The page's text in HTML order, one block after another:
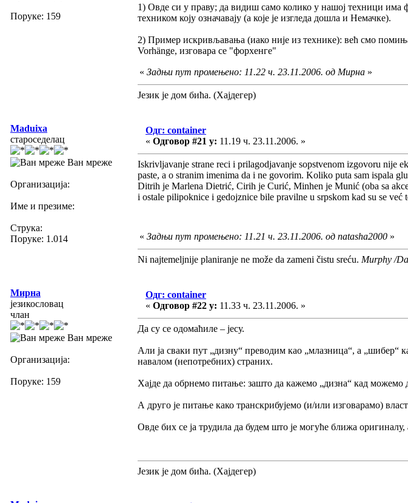
Поруке: 159
1) Овде си у праву; да видиш само колико у нашој техници има
техником коју означавају (а које је изгледа дошла и Немачке).
2) Пример искривљавања (иако није из технике): већ смо
Vorhänge, изговара се "форхенге"
« Задњи пут промењено: 11.22 ч. 23.11.2006. од Мирна »
Језик је дом бића. (Хајдегер)
Maduixa
староседелац
Ван мреже
Организација:
Име и презиме:
Струка:
Поруке: 1.014
Одг: container
« Одговор #21 у: 11.19 ч. 23.11.2006. »
Iskrivljavanje strane reci i prilagodjavanje sopstvenom izgovoru nije
paste, a o stranim imenima da i ne govorim. Koliko puta sam ispala
Ditrih je Marlena Dietrić, Cirih je Curić, Minhen je Munić (oba sa
i ostale pilipoknice i gedojznice bile pravilne u srpskom kad su se već
« Задњи пут промењено: 11.21 ч. 23.11.2006. од natasha2000 »
Ni najtemeljnije planiranje ne može da zameni čistu sreću. Murphy /
Мирна
језикословац
члан
Ван мреже
Организација:
Поруке: 159
Одг: container
« Одговор #22 у: 11.33 ч. 23.11.2006. »
Да су се одомаћиле – јесу.
Али ја сваки пут „дизну“ преводим као „млазница“, а „шибер“
навалом (непотребних) страних.
Хајде да обрнемо питање: зашто да кажемо „дизна“ кад можемо
А друго је питање како транскрибујемо (и/или изговарамо)
Овде бих се ја трудила да будем што је могуће ближа
Језик је дом бића. (Хајдегер)